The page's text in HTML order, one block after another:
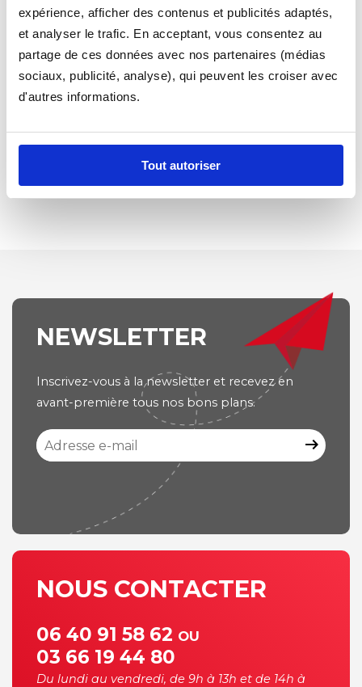
expérience, afficher des contenus et publicités adaptés,
et analyser le trafic. En acceptant, vous consentez au
partage de ces données avec nos partenaires (médias
sociaux, publicité, analyse), qui peuvent les croiser avec
d'autres informations.
Tout autoriser
à passer votre commande ! En cas d'hésitation appellez
nous nous pourrons vous guider dans la selection de
votre modèle.
NEWSLETTER
Inscrivez-vous à la newsletter et recevez en
avant-première tous nos bons plans.
arrow_right_alt
NOUS CONTACTER
06 40 91 58 62 OU
03 66 19 44 80
Du lundi au vendredi, de 9h à 13h et de 14h à